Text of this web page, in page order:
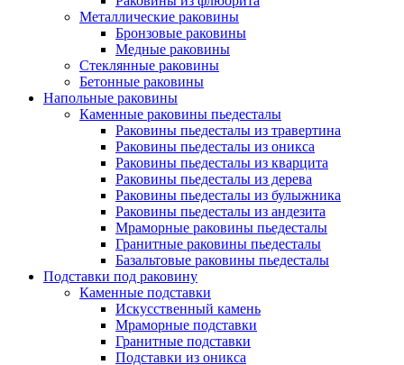
Металлические раковины
Бронзовые раковины
Медные раковины
Стеклянные раковины
Бетонные раковины
Напольные раковины
Каменные раковины пьедесталы
Раковины пьедесталы из травертина
Раковины пьедесталы из оникса
Раковины пьедесталы из кварцита
Раковины пьедесталы из дерева
Раковины пьедесталы из булыжника
Раковины пьедесталы из андезита
Мраморные раковины пьедесталы
Гранитные раковины пьедесталы
Базальтовые раковины пьедесталы
Подставки под раковину
Каменные подставки
Искусственный камень
Мраморные подставки
Гранитные подставки
Подставки из оникса